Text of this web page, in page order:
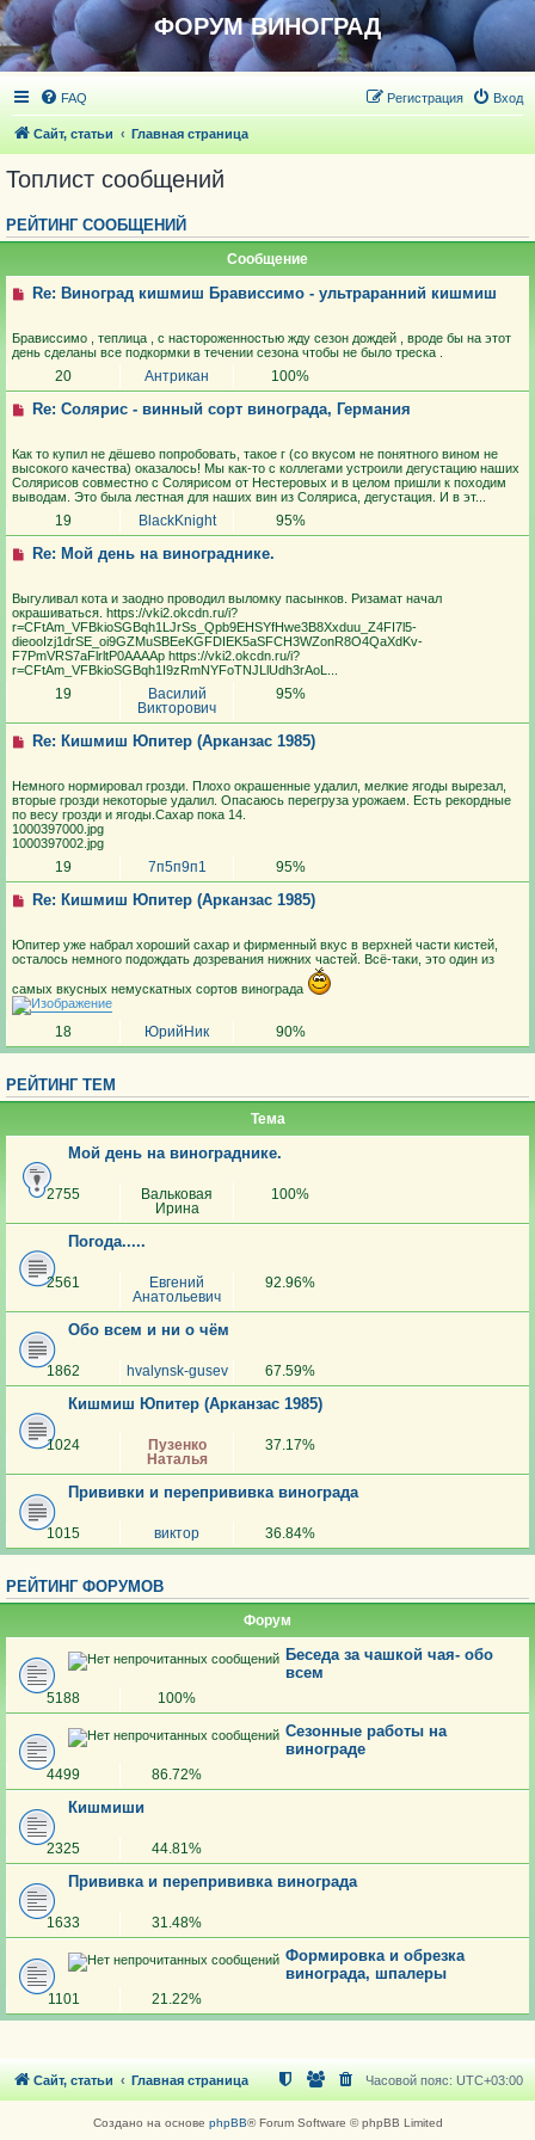
ФОРУМ ВИНОГРАД
FAQ Вход
Регистрация
Сайт, статьи Главная страница
Топлист сообщений
РЕЙТИНГ СООБЩЕНИЙ
Сообщение
Re: Виноград кишмиш Брависсимо - ультраранний кишмиш
Брависсимо , теплица , с настороженностью жду сезон дождей , вроде бы на этот
день сделаны все подкормки в течении сезона чтобы не было треска .
20 Антрикан 100%
Re: Солярис - винный сорт винограда, Германия
Как то купил не дёшево попробовать, такое г (со вкусом не понятного вином не
высокого качества) оказалось! Мы как-то с коллегами устроили дегустацию наших
Солярисов совместно с Солярисом от Нестеровых и в целом пришли к походим
выводам. Это была лестная для наших вин из Соляриса, дегустация. И в эт...
19 BlackKnight 95%
Re: Мой день на винограднике.
Выгуливал кота и заодно проводил выломку пасынков. Ризамат начал
окрашиваться. https://vki2.okcdn.ru/i?
r=CFtAm_VFBkioSGBqh1LJrSs_Qpb9EHSYfHwe3B8Xxduu_Z4FI7l5-
dieooIzj1drSE_oi9GZMuSBEeKGFDIEK5aSFCH3WZonR8O4QaXdKv-
F7PmVRS7aFlrltP0AAAAp https://vki2.okcdn.ru/i?
r=CFtAm_VFBkioSGBqh1I9zRmNYFoTNJLlUdh3rAoL...
19
Василий
Викторович
95%
Re: Кишмиш Юпитер (Арканзас 1985)
Немного нормировал грозди. Плохо окрашенные удалил, мелкие ягоды вырезал,
вторые грозди некоторые удалил. Опасаюсь перегруза урожаем. Есть рекордные
по весу грозди и ягоды.Сахар пока 14.
1000397000.jpg
1000397002.jpg
19 7п5п9п1 95%
Re: Кишмиш Юпитер (Арканзас 1985)
Юпитер уже набрал хороший сахар и фирменный вкус в верхней части кистей,
осталось немного подождать дозревания нижних частей. Всё-таки, это один из
самых вкусных немускатных сортов винограда
18 ЮрийНик 90%
РЕЙТИНГ ТЕМ
Тема
Мой день на винограднике.
2755
Вальковая
Ирина
100%
Погода.....
2561
Евгений
Анатольевич
92.96%
Обо всем и ни о чём
1862 hvalynsk-gusev 67.59%
Кишмиш Юпитер (Арканзас 1985)
1024
Пузенко
Наталья
37.17%
Прививки и перепрививка винограда
1015 виктор 36.84%
РЕЙТИНГ ФОРУМОВ
Форум
Беседа за чашкой чая- обо
всем
5188 100%
Сезонные работы на
винограде
4499 86.72%
Кишмиши
2325 44.81%
Прививка и перепрививка винограда
1633 31.48%
Формировка и обрезка
винограда, шпалеры
1101 21.22%
Сайт, статьи Главная страница Часовой пояс: UTC+03:00
Создано на основе phpBB® Forum Software © phpBB Limited